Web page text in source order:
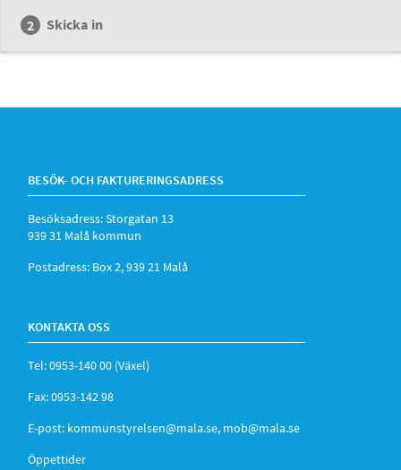
Skicka in
BESÖK- OCH FAKTURERINGSADRESS
Besöksadress: Storgatan 13
939 31 Malå kommun
Postadress: Box 2, 939 21 Malå
KONTAKTA OSS
Tel: 0953-140 00 (Växel)
Fax: 0953-142 98
E-post: kommunstyrelsen@mala.se, mob@mala.se
Öppettider